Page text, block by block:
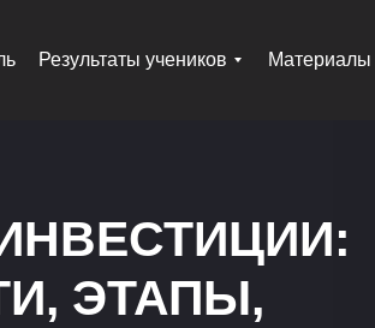
Материалы
Результаты учеников
ЭТАПЫ,